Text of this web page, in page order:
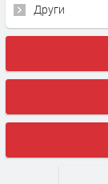
Други